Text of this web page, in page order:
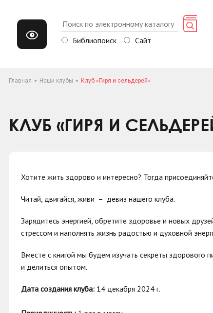
Библиопоиск Сайт
Главная Наши клубы Клуб «Гиря и сельдерей»
КЛУБ «ГИРЯ И
Хотите жить здорово и интересно? Тогда
Читай, двигайся, живи – девиз нашего клуба.
Зарядитесь энергией, обретите здоровье и новых
стрессом и наполнять жизнь радостью и духовной
Вместе с книгой мы будем изучать секреты здорового
и делиться опытом.
Дата создания клуба: 14 декабря 2024 г.